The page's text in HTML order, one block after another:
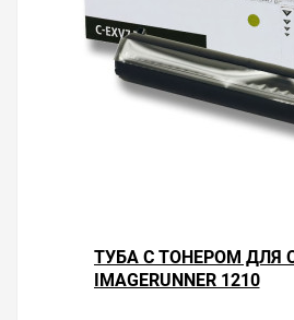
ТУБА С ТОНЕРОМ ДЛЯ
IMAGERUNNER 1210